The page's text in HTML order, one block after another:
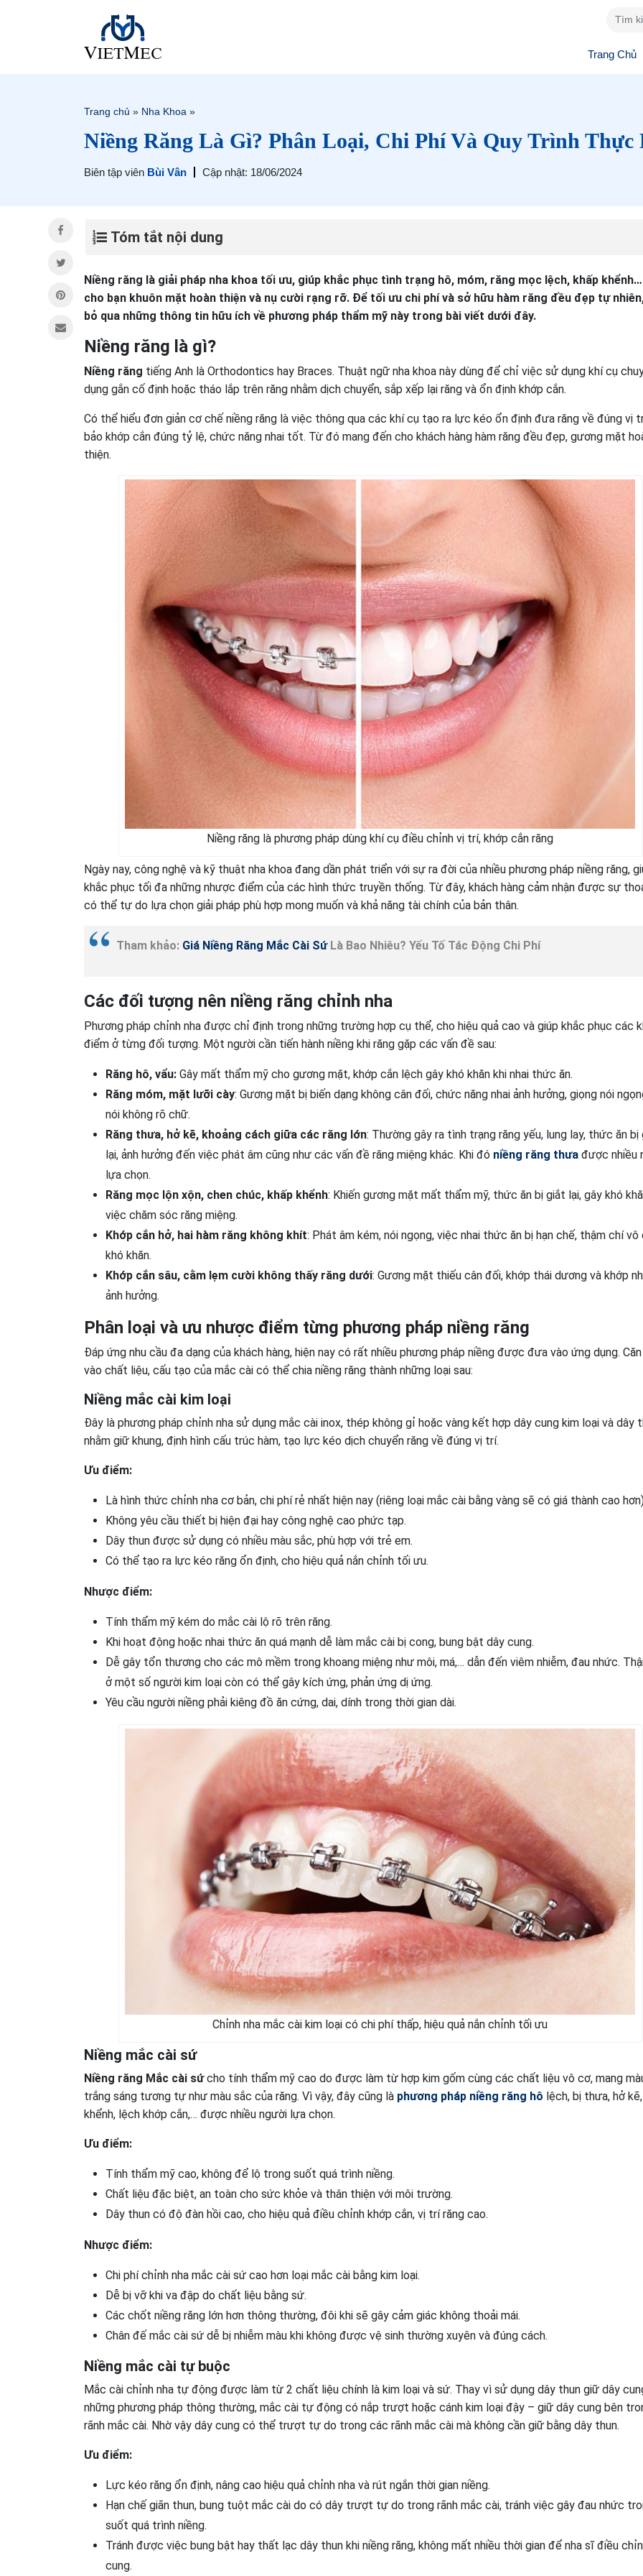
Trang Chủ
Trang chủ » Nha Khoa »
Niềng Răng Là Gì? Phân Loại, Chi Phí Và Quy Trình Thực
Biên tập viên Bùi Vân Cập nhật: 18/06/2024
Tóm tắt nội dung
Niềng răng là giải pháp nha khoa tối ưu, giúp khắc phục tình trạng hô, móm, răng mọc lệch, khấp
cho bạn khuôn mặt hoàn thiện và nụ cười rạng rỡ. Để tối ưu chi phí và sở hữu hàm răng đều đẹp tự
bỏ qua những thông tin hữu ích về phương pháp thẩm mỹ này trong bài viết dưới đây.
Niềng răng là gì?
Niềng răng tiếng Anh là Orthodontics hay Braces. Thuật ngữ nha khoa này dùng để chỉ việc sử dụng khí cụ
dụng gắn cố định hoặc tháo lắp trên răng nhằm dịch chuyển, sắp xếp lại răng và ổn định khớp cắn.
Có thể hiểu đơn giản cơ chế niềng răng là việc thông qua các khí cụ tạo ra lực kéo ổn định đưa răng về đúng vị
bảo khớp cắn đúng tỷ lệ, chức năng nhai tốt. Từ đó mang đến cho khách hàng hàm răng đều đẹp, gương mặt
thiện.
Niềng răng là phương pháp dùng khí cụ điều chỉnh vị trí, khớp cắn răng
Ngày nay, công nghệ và kỹ thuật nha khoa đang dần phát triển với sự ra đời của nhiều phương pháp niềng răng,
khắc phục tối đa những nhược điểm của các hình thức truyền thống. Từ đây, khách hàng cảm nhận được sự
có thể tự do lựa chọn giải pháp phù hợp mong muốn và khả năng tài chính của bản thân.
Tham khảo: Giá Niềng Răng Mắc Cài SứLà Bao Nhiêu? Yếu Tố Tác Động Chi Phí
Các đối tượng nên niềng răng chỉnh nha
Phương pháp chỉnh nha được chỉ định trong những trường hợp cụ thể, cho hiệu quả cao và giúp khắc phục các
điểm ở từng đối tượng. Một người cần tiến hành niềng khi răng gặp các vấn đề sau:
Răng hô, vẩu: Gây mất thẩm mỹ cho gương mặt, khớp cắn lệch gây khó khăn khi nhai thức ăn.
Răng móm, mặt lưỡi cày: Gương mặt bị biến dạng không cân đối, chức năng nhai ảnh hưởng, giọng nói
nói không rõ chữ.
Răng thưa, hở kẽ, khoảng cách giữa các răng lớn: Thường gây ra tình trạng răng yếu, lung lay, thức ăn bị
lại, ảnh hưởng đến việc phát âm cũng như các vấn đề răng miệng khác. Khi đó niềng răng thưa được nhiều
lựa chọn.
Răng mọc lộn xộn, chen chúc, khấp khểnh: Khiến gương mặt mất thẩm mỹ, thức ăn bị giắt lại, gây khó
việc chăm sóc răng miệng.
Khớp cắn hở, hai hàm răng không khít: Phát âm kém, nói ngọng, việc nhai thức ăn bị hạn chế, thậm chí vô
khó khăn.
Khớp cắn sâu, cằm lẹm cười không thấy răng dưới: Gương mặt thiếu cân đối, khớp thái dương và khớp
ảnh hưởng.
Phân loại và ưu nhược điểm từng phương pháp niềng răng
Đáp ứng nhu cầu đa dạng của khách hàng, hiện nay có rất nhiều phương pháp niềng được đưa vào ứng dụng.
vào chất liệu, cấu tạo của mắc cài có thể chia niềng răng thành những loại sau:
Niềng mắc cài kim loại
Đây là phương pháp chỉnh nha sử dụng mắc cài inox, thép không gỉ hoặc vàng kết hợp dây cung kim loại và dây
nhằm giữ khung, định hình cấu trúc hàm, tạo lực kéo dịch chuyển răng về đúng vị trí.
Ưu điểm:
Là hình thức chỉnh nha cơ bản, chi phí rẻ nhất hiện nay (riêng loại mắc cài bằng vàng sẽ có giá thành cao
Không yêu cầu thiết bị hiện đại hay công nghệ cao phức tạp.
Dây thun được sử dụng có nhiều màu sắc, phù hợp với trẻ em.
Có thể tạo ra lực kéo răng ổn định, cho hiệu quả nắn chỉnh tối ưu.
Nhược điểm:
Tính thẩm mỹ kém do mắc cài lộ rõ trên răng.
Khi hoạt động hoặc nhai thức ăn quá mạnh dễ làm mắc cài bị cong, bung bật dây cung.
Dễ gây tổn thương cho các mô mềm trong khoang miệng như môi, má,… dẫn đến viêm nhiễm, đau nhức.
ở một số người kim loại còn có thể gây kích ứng, phản ứng dị ứng.
Yêu cầu người niềng phải kiêng đồ ăn cứng, dai, dính trong thời gian dài.
Chỉnh nha mắc cài kim loại có chi phí thấp, hiệu quả nắn chỉnh tối ưu
Niềng mắc cài sứ
Niềng răng Mắc cài sứcho tính thẩm mỹ cao do được làm từ hợp kim gốm cùng các chất liệu vô cơ, mang
trắng sáng tương tự như màu sắc của răng. Vì vậy, đây cũng là phương pháp niềng răng hô lệch, bị thưa, hở
khểnh, lệch khớp cắn,… được nhiều người lựa chọn.
Ưu điểm:
Tính thẩm mỹ cao, không để lộ trong suốt quá trình niềng.
Chất liệu đặc biệt, an toàn cho sức khỏe và thân thiện với môi trường.
Dây thun có độ đàn hồi cao, cho hiệu quả điều chỉnh khớp cắn, vị trí răng cao.
Nhược điểm:
Chi phí chỉnh nha mắc cài sứ cao hơn loại mắc cài bằng kim loại.
Dễ bị vỡ khi va đập do chất liệu bằng sứ.
Các chốt niềng răng lớn hơn thông thường, đôi khi sẽ gây cảm giác không thoải mái.
Chân đế mắc cài sứ dễ bị nhiễm màu khi không được vệ sinh thường xuyên và đúng cách.
Niềng mắc cài tự buộc
Mắc cài chỉnh nha tự động được làm từ 2 chất liệu chính là kim loại và sứ. Thay vì sử dụng dây thun giữ dây
những phương pháp thông thường, mắc cài tự động có nắp trượt hoặc cánh kim loại đậy – giữ dây cung bên
rãnh mắc cài. Nhờ vậy dây cung có thể trượt tự do trong các rãnh mắc cài mà không cần giữ bằng dây thun.
Ưu điểm:
Lực kéo răng ổn định, nâng cao hiệu quả chỉnh nha và rút ngắn thời gian niềng.
Hạn chế giãn thun, bung tuột mắc cài do có dây trượt tự do trong rãnh mắc cài, tránh việc gây đau nhức
suốt quá trình niềng.
Tránh được việc bung bật hay thất lạc dây thun khi niềng răng, không mất nhiều thời gian để nha sĩ điều
cung.